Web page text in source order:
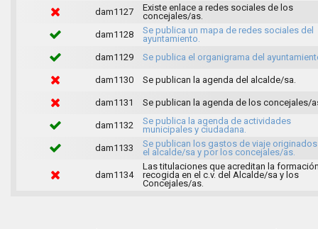
dam1127
Existe enlace a redes sociales de los
concejales/as.
dam1128
Se publica un mapa de redes sociales del
ayuntamiento.
dam1129
Se publica el organigrama del
dam1130 Se publican la agenda del alcalde/sa.
dam1131 Se publican la agenda de los concejales/
dam1132
Se publica la agenda de actividades
municipales y ciudadana.
dam1133
Se publican los gastos de viaje
el alcalde/sa y por los concejales/as.
dam1134
Las titulaciones que acreditan la
recogida en el c.v. del Alcalde/sa y los
Concejales/as.